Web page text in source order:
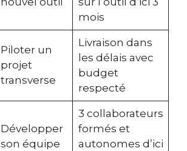
mois
Piloter un
projet
transverse
Livraison dans
les délais avec
budget
respecté
Développer
son équipe
3 collaborateurs
formés et
autonomes d’ici